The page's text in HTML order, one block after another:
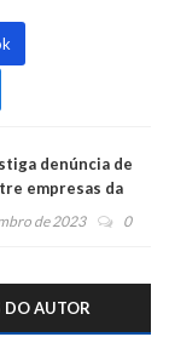
denúncia de
empresas da
de 2023 0
DO AUTOR